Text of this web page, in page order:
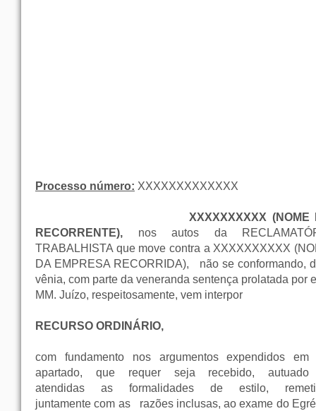
Processo número: XXXXXXXXXXXXX
XXXXXXXXXX (NOME
RECORRENTE), nos autos da
TRABALHISTA que move contra a XXXXXXXXXX
DA EMPRESA RECORRIDA), não se conformando,
vênia, com parte da veneranda sentença prolatada por
MM. Juízo, respeitosamente, vem interpor
RECURSO ORDINÁRIO,
com fundamento nos argumentos expendidos em
apartado, que requer seja recebido,
atendidas as formalidades de estilo,
juntamente com asrazões inclusas, ao exame do